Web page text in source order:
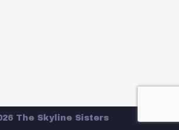
The Skyline Sisters